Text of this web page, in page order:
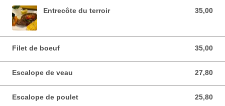
Entrecôte du terroir 35,00
35,00 EUR
Filet de boeuf 35,00
35,00 EUR
Escalope de veau 27,80
27,80 EUR
Escalope de poulet 25,80
25,80 EUR